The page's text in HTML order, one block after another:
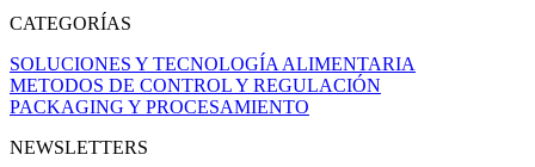
CATEGORÍAS
SOLUCIONES Y TECNOLOGÍA ALIMENTARIA
METODOS DE CONTROL Y REGULACIÓN
PACKAGING Y PROCESAMIENTO
NEWSLETTERS